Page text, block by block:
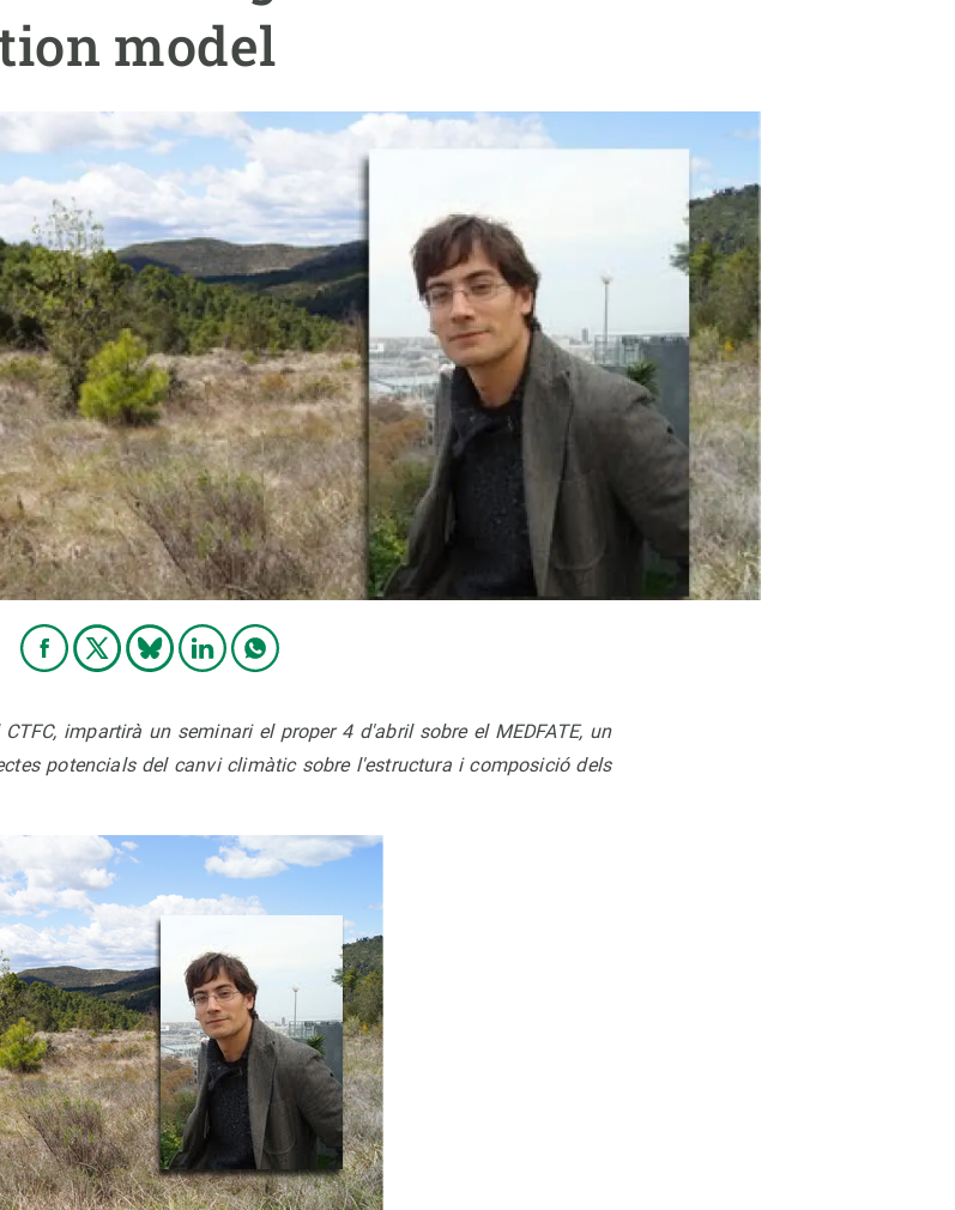
model
impartirà un seminari el proper 4 d'abril sobre el MEDFATE, un
potencials del canvi climàtic sobre l'estructura i composició dels
Servicios técnicos
Un lugar donde crecer
Desarrollo de carrera
Te ofrecemos formación